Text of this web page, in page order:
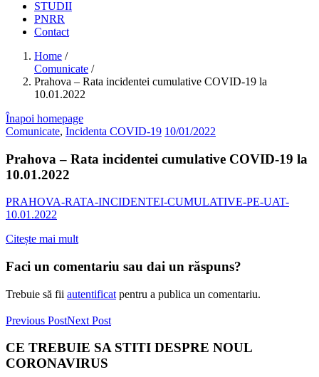
STUDII
PNRR
Contact
Home /
Comunicate /
Prahova – Rata incidentei cumulative COVID-19 la
10.01.2022
Înapoi homepage
Comunicate, Incidenta COVID-19 10/01/2022
Prahova – Rata incidentei cumulative COVID-19 la
10.01.2022
PRAHOVA-RATA-INCIDENTEI-CUMULATIVE-PE-UAT-
10.01.2022
Citește mai mult
Faci un comentariu sau dai un răspuns?
Trebuie să fii autentificat pentru a publica un comentariu.
Previous PostNext Post
CE TREBUIE SA STITI DESPRE NOUL
CORONAVIRUS